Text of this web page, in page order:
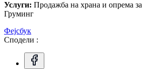
Услуги: Продажба на храна и опрема
Груминг
Фејсбук
Сподели :